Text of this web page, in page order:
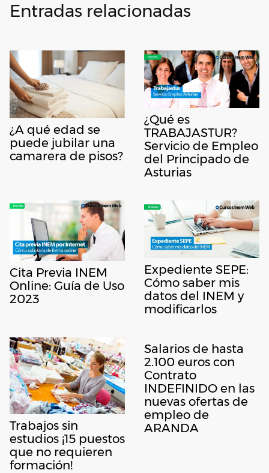
Entradas relacionadas
¿A qué edad se
puede jubilar una
camarera de pisos?
¿Qué es
TRABAJASTUR?
Servicio de Empleo
del Principado de
Asturias
Cita Previa INEM
Online: Guía de Uso
2023
Expediente SEPE:
Cómo saber mis
datos del INEM y
modificarlos
Trabajos sin
estudios ¡15 puestos
que no requieren
formación!
Salarios de hasta
2.100 euros con
Contrato
INDEFINIDO en las
nuevas ofertas de
empleo de
ARANDA